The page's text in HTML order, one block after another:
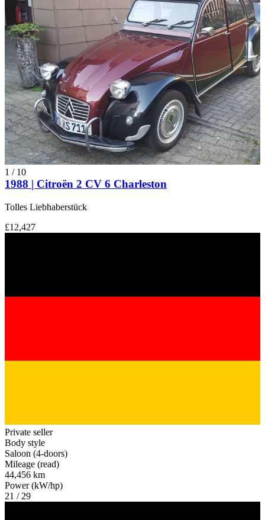
1 / 10
1988 | Citroën 2 CV 6 Charleston
Tolles Liebhaberstück
£12,427
Private seller
Body style
Saloon (4-doors)
Mileage (read)
44,456 km
Power (kW/hp)
21 / 29